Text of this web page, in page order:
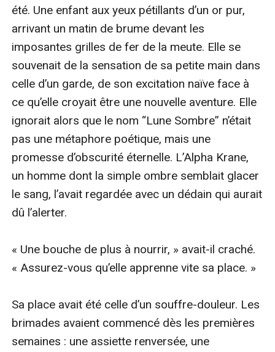
été. Une enfant aux yeux pétillants d’un or pur,
arrivant un matin de brume devant les
imposantes grilles de fer de la meute. Elle se
souvenait de la sensation de sa petite main dans
celle d’un garde, de son excitation naïve face à
ce qu’elle croyait être une nouvelle aventure. Elle
ignorait alors que le nom “Lune Sombre” n’était
pas une métaphore poétique, mais une
promesse d’obscurité éternelle. L’Alpha Krane,
un homme dont la simple ombre semblait glacer
le sang, l’avait regardée avec un dédain qui aurait
dû l’alerter.
« Une bouche de plus à nourrir, » avait-il craché.
« Assurez-vous qu’elle apprenne vite sa place. »
Sa place avait été celle d’un souffre-douleur. Les
brimades avaient commencé dès les premières
semaines : une assiette renversée, une